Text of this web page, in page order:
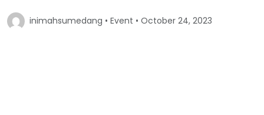
inimahsumedang • Event • October 24, 2023